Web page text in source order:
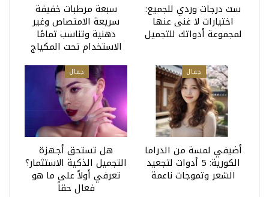
ست درجات وردي للجميع:
اختيارات لا غنى عنها
لمجموعة أدواتك للتجميل
سبعة مرطبات خفيفة
سريعة الامتصاص وغير
دهنية وتناسب تمامًا
الاستخدام تحت المكياج
جمال
أضيفي لمسة من الدراما
الكورية: 5 أدوات لتجعيد
الشعر وتموجات ناعمة
جمال
هل تستحق أجهزة
التجميل الذكية الاستثمار؟
تعرفي أولاً على ما هو
فعال حقاً